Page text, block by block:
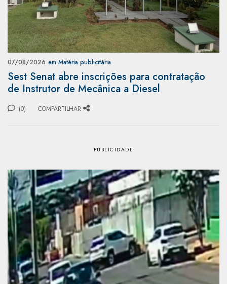
07/08/2026 em Matéria publicitária
Sest Senat abre inscrições para contratação
de Instrutor de Mecânica a Diesel
(0) COMPARTILHAR